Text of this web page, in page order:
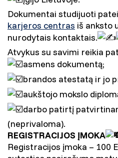
Dokumentai studijuoti
karjeros centras iš anksto
nurodytais kontaktais.
Atvykus su savimi reikia
asmens dokumentą;
brandos atestatą ir jo
aukštojo mokslo
darbo patirtį
(neprivaloma).
REGISTRACIJOS ĮMOKA
Registracijos įmoka – 100